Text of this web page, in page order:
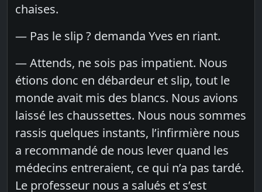
chaises.
— Pas le slip ? demanda Yves en riant.
— Attends, ne sois pas impatient. Nous
étions donc en débardeur et slip, tout le
monde avait mis des blancs. Nous avions
laissé les chaussettes. Nous nous sommes
rassis quelques instants, l’infirmière nous
a recommandé de nous lever quand les
médecins entreraient, ce qui n’a pas tardé.
Le professeur nous a salués et s’est